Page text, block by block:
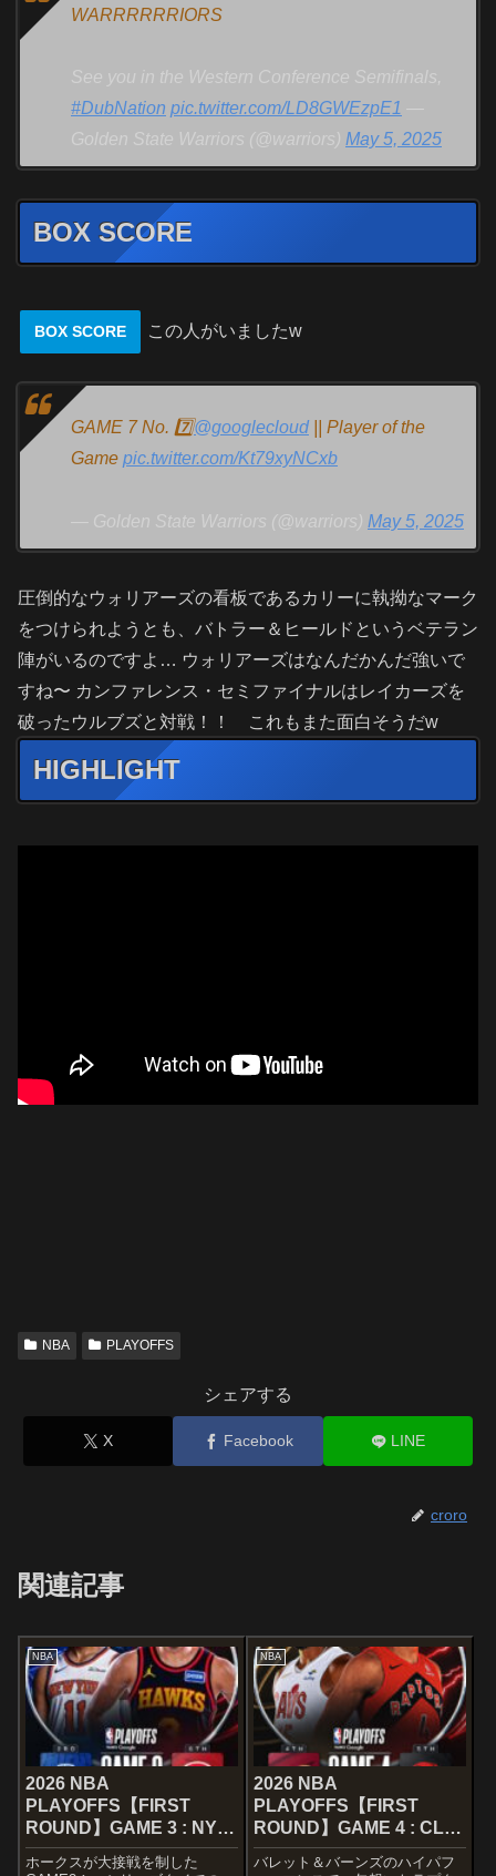
WARRRRRRIORS
See you in the Western Conference Semifinals,
#DubNation pic.twitter.com/LD8GWEzpE1 —
Golden State Warriors (@warriors) May 5, 2025
BOX SCORE
BOX SCORE この人がいましたw
GAME 7 No. 7️⃣@googlecloud|| Player of the
Game pic.twitter.com/Kt79xyNCxb
— Golden State Warriors (@warriors) May 5, 2025
圧倒的なウォリアーズの看板であるカリーに執拗なマーク
をつけられようとも、バトラー＆ヒールドというベテラン
陣がいるのですよ… ウォリアーズはなんだかんだ強いで
すね〜 カンファレンス・セミファイナルはレイカーズを
破ったウルブズと対戦！！ これもまた面白そうだw
HIGHLIGHT
NBA PLAYOFFS
シェアする
X Facebook LINE
croro
関連記事
NBA
2026 NBA
PLAYOFFS【FIRST
ROUND】GAME 3 : NYK
– ATL Apr 23, 2026
ホークスが大接戦を制した
NBA
2026 NBA
PLAYOFFS【FIRST
ROUND】GAME 4 : CLE
– TOR Apr 26, 2026
バレット＆バーンズのハイパフ